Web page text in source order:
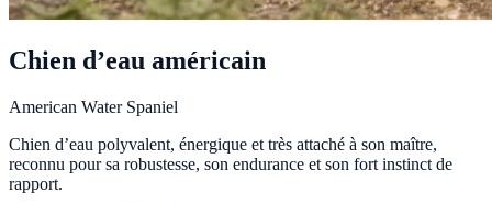
Chien d’eau américain
American Water Spaniel
Chien d’eau polyvalent, énergique et très attaché à son maître,
reconnu pour sa robustesse, son endurance et son fort instinct de
rapport.